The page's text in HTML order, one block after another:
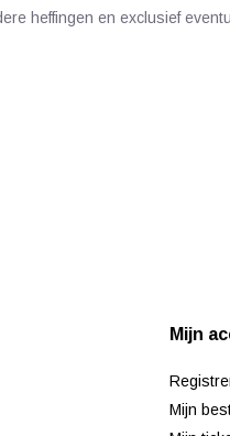
heffingen en exclusief
Mijn
Mijn